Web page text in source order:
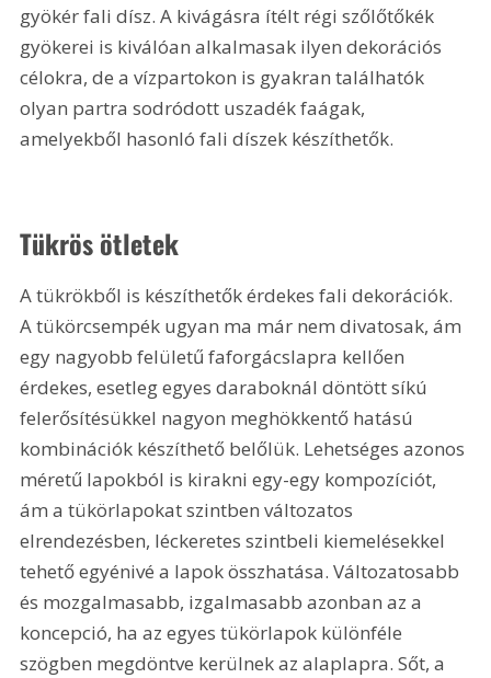
gyökér fali dísz. A kivágásra ítélt régi szőlőtőkék
gyökerei is kiválóan alkalmasak ilyen dekorációs
célokra, de a vízpartokon is gyakran találhatók
olyan partra sodródott uszadék faágak,
amelyekből hasonló fali díszek készíthetők.
Tükrös ötletek
A tükrökből is készíthetők érdekes fali dekorációk.
A tükörcsempék ugyan ma már nem divatosak, ám
egy nagyobb felületű faforgácslapra kellően
érdekes, esetleg egyes daraboknál döntött síkú
felerősítésükkel nagyon meghökkentő hatású
kombinációk készíthető belőlük. Lehetséges azonos
méretű lapokból is kirakni egy-egy kompozíciót,
ám a tükörlapokat szintben változatos
elrendezésben, léckeretes szintbeli kiemelésekkel
tehető egyénivé a lapok összhatása. Változatosabb
és mozgalmasabb, izgalmasabb azonban az a
koncepció, ha az egyes tükörlapok különféle
szögben megdöntve kerülnek az alaplapra. Sőt, a